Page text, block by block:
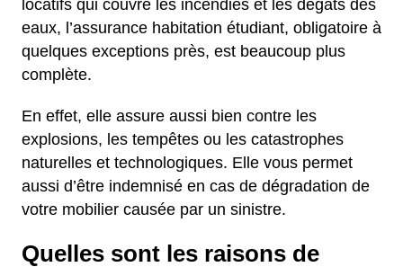
locatifs qui couvre les incendies et les dégâts des
eaux, l’assurance habitation étudiant, obligatoire à
quelques exceptions près, est beaucoup plus
complète.
En effet, elle assure aussi bien contre les
explosions, les tempêtes ou les catastrophes
naturelles et technologiques. Elle vous permet
aussi d’être indemnisé en cas de dégradation de
votre mobilier causée par un sinistre.
Quelles sont les raisons de